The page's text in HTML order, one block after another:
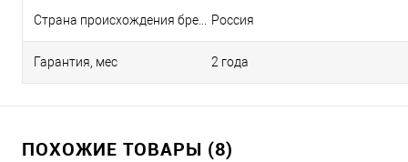
Россия
Гарантия, мес 2 года
ПОХОЖИЕ ТОВАРЫ (8)